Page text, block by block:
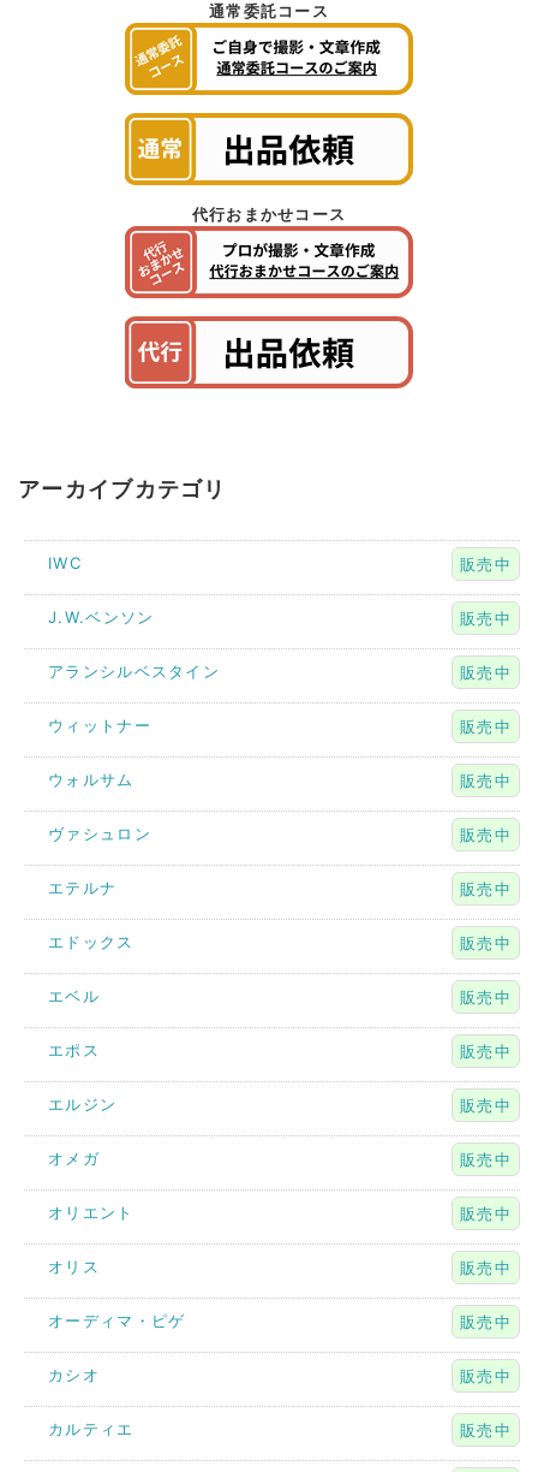
通常委託コース
代行おまかせコース
アーカイブカテゴリ
IWC 販売中
J.W.ベンソン 販売中
アランシルベスタイン 販売中
ウィットナー 販売中
ウォルサム 販売中
ヴァシュロン 販売中
エテルナ 販売中
エドックス 販売中
エベル 販売中
エポス 販売中
エルジン 販売中
オメガ 販売中
オリエント 販売中
オリス 販売中
オーディマ・ピゲ 販売中
カシオ 販売中
カルティエ 販売中